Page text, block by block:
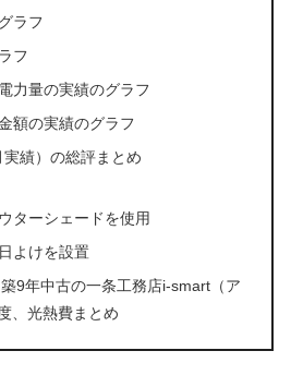
ラフ
フ
力量の実績のグラフ
額の実績のグラフ
績）の総評まとめ
ターシェードを使用
よけを設置
年中古の一条工務店i-smart（ア
、光熱費まとめ